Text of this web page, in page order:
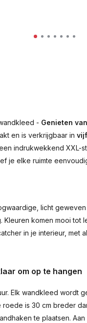
- Genieten
en is verkrijgbaar in
indrukwekkend XXL-
je elke ruimte
licht
komen mooi tot
in je interieur, met
om op te hangen
Elk wandkleed wordt
is 30 cm breder
te plaatsen.